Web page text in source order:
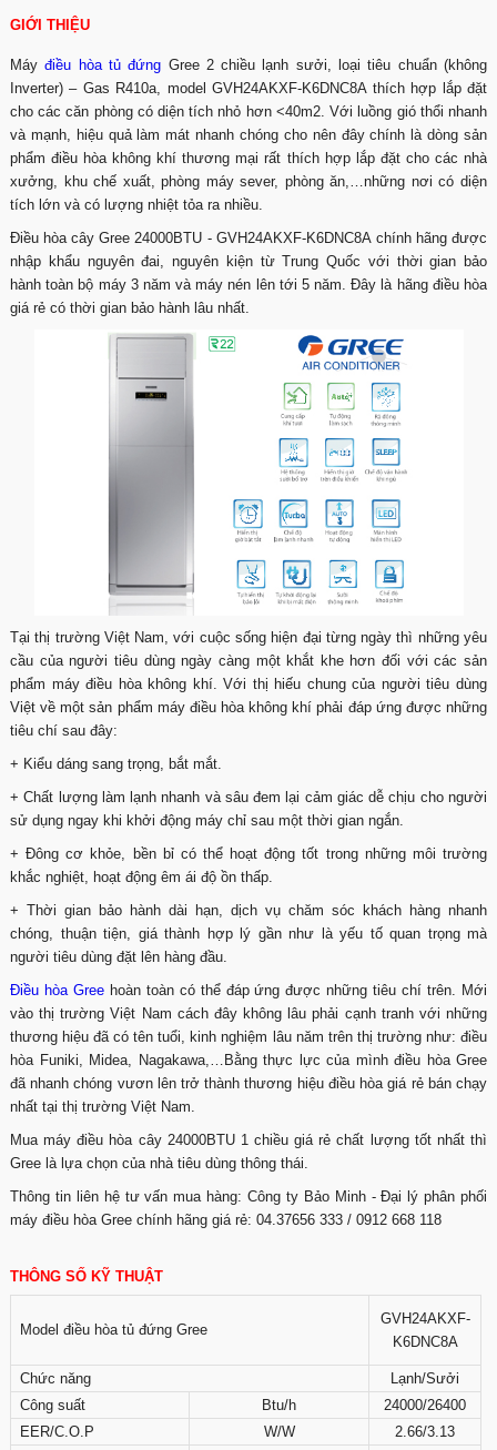
GIỚI THIỆU
Máyđiều hòa tủ đứng Gree 2 chiều lạnh sưởi, loại tiêu chuẩn (không
Inverter) – Gas R410a, model GVH24AKXF-K6DNC8A thích hợp lắp đặt
cho các căn phòng có diện tích nhỏ hơn <40m2. Với luồng gió thổi nhanh
và mạnh, hiệu quả làm mát nhanh chóng cho nên đây chính là dòng sản
phẩm điều hòa không khí thương mại rất thích hợp lắp đặt cho các nhà
xưởng, khu chế xuất, phòng máy sever, phòng ăn,…những nơi có diện
tích lớn và có lượng nhiệt tỏa ra nhiều.
Điều hòa cây Gree 24000BTU - GVH24AKXF-K6DNC8A chính hãng được
nhập khẩu nguyên đai, nguyên kiện từ Trung Quốc với thời gian bảo
hành toàn bộ máy 3 năm và máy nén lên tới 5 năm. Đây là hãng điều hòa
giá rẻ có thời gian bảo hành lâu nhất.
Tại thị trường Việt Nam, với cuộc sống hiện đại từng ngày thì những yêu
cầu của người tiêu dùng ngày càng một khắt khe hơn đối với các sản
phẩm máy điều hòa không khí. Với thị hiếu chung của người tiêu dùng
Việt về một sản phẩm máy điều hòa không khí phải đáp ứng được những
tiêu chí sau đây:
+ Kiểu dáng sang trọng, bắt mắt.
+ Chất lượng làm lạnh nhanh và sâu đem lại cảm giác dễ chịu cho người
sử dụng ngay khi khởi động máy chỉ sau một thời gian ngắn.
+ Đông cơ khỏe, bền bỉ có thể hoạt động tốt trong những môi trường
khắc nghiệt, hoạt động êm ái độ ồn thấp.
+ Thời gian bảo hành dài hạn, dịch vụ chăm sóc khách hàng nhanh
chóng, thuận tiện, giá thành hợp lý gần như là yếu tố quan trọng mà
người tiêu dùng đặt lên hàng đầu.
Điều hòa Greehoàn toàn có thể đáp ứng được những tiêu chí trên. Mới
vào thị trường Việt Nam cách đây không lâu phải cạnh tranh với những
thương hiệu đã có tên tuổi, kinh nghiệm lâu năm trên thị trường như: điều
hòa Funiki, Midea, Nagakawa,…Bằng thực lực của mình điều hòa Gree
đã nhanh chóng vươn lên trở thành thương hiệu điều hòa giá rẻ bán chạy
nhất tại thị trường Việt Nam.
Mua máy điều hòa cây 24000BTU 1 chiều giá rẻ chất lượng tốt nhất thì
Gree là lựa chọn của nhà tiêu dùng thông thái.
Thông tin liên hệ tư vấn mua hàng: Công ty Bảo Minh - Đại lý phân phối
máy điều hòa Gree chính hãng giá rẻ: 04.37656 333 / 0912 668 118
THÔNG SỐ KỸ THUẬT
Model điều hòa tủ đứng Gree
GVH24AKXF-
K6DNC8A
Chức năng
Lạnh/Sưởi
Công suất
Btu/h
24000/26400
EER/C.O.P
W/W 2.66/3.13